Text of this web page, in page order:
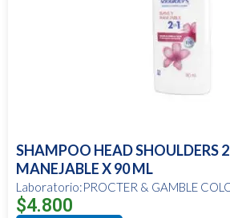
SHAMPOO HEAD SHOULDERS
MANEJABLE X 90 ML
Laboratorio:PROCTER & GAMBLE
$4.800